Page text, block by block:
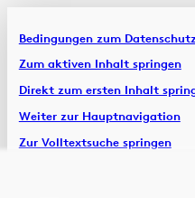
Bedingungen zum
Zum aktiven Inhalt springen
Direkt zum ersten Inhalt
Weiter zur Hauptnavigation
Zur Volltextsuche springen
Artikel